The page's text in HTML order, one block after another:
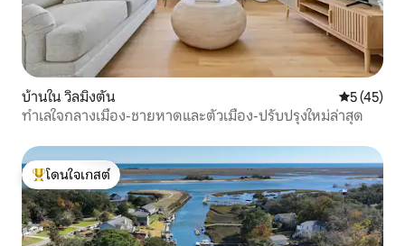
บ้านใน วิลมิงตัน คะแนนเฉลี่
5 (45)
ทำเลใจกลางเมือง-ชายหาดและตัวเมือง-ปรับปรุงใหม่ล่าสุด
โดนใจเกสต์ที่สุด
โดนใจเกสต์